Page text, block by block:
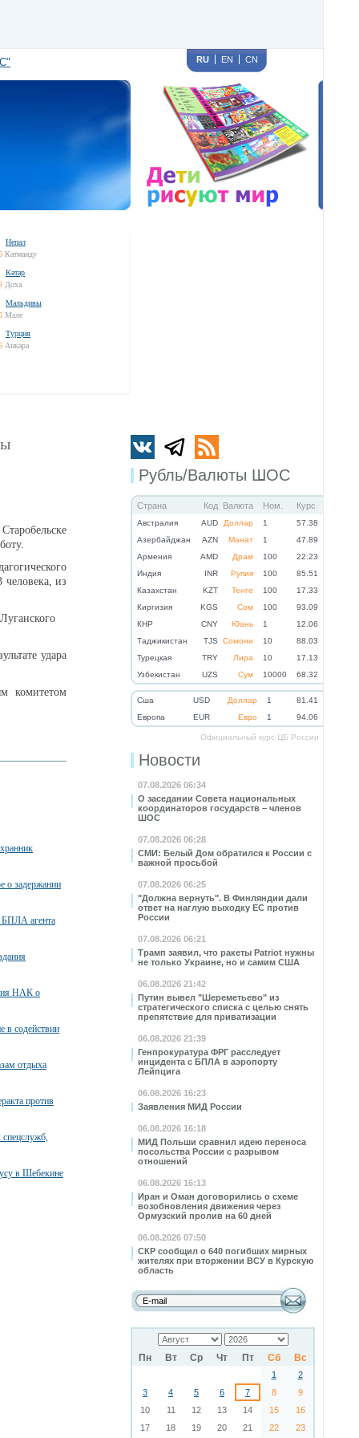
RU EN CN
Непал
Катманду
Катар
Доха
Мальдивы
Мале
Турция
Анкара
Рубль/Валюты ШОС
Страна Код Валюта Ном. Курс
Австралия AUD Доллар 1
57.38
Азербайджан
AZN Манат 1
47.89
Армения
AMD Драм 100
22.23
Индия
INR Рупия 100
85.51
Казахстан
KZT Тенге 100
17.33
Киргизия
KGS Сом 100
93.09
КНР
CNY Юань 1
12.06
Таджикистан
TJS Сомони 10
88.03
Турецкая
TRY Лира 10
17.13
Узбекистан
UZS Сум 10000 68.32
Cша USD Доллар 1
81.41
Eвропа
EUR Евро 1 94.06
Официальный курс ЦБ России
Новости
07.08.2026 06:34
О заседании Совета национальных
координаторов государств – членов
ШОС
07.08.2026 06:28
СМИ: Белый Дом обратился к России с
важной просьбой
07.08.2026 06:25
"Должна вернуть". В Финляндии дали
ответ на наглую выходку ЕС против
России
07.08.2026 06:21
Трамп заявил, что ракеты Patriot нужны
не только Украине, но и самим США
06.08.2026 21:42
Путин вывел "Шереметьево" из
стратегического списка с целью снять
препятствие для приватизации
06.08.2026 21:39
Генпрокуратура ФРГ расследует
инцидента с БПЛА в аэропорту
Лейпцига
06.08.2026 16:23
Заявления МИД России
06.08.2026 16:18
МИД Польши сравнил идею переноса
посольства России с разрывом
отношений
06.08.2026 16:13
Иран и Оман договорились о схеме
возобновления движения через
Ормузский пролив на 60 дней
06.08.2026 07:50
СКР сообщил о 640 погибших мирных
жителях при вторжении ВСУ в Курскую
область
Пн Вт Ср Чт Пт Сб Вс
1
2
3
4 5 6 7 8
9
10
11 12 13 14 15
16
17
18 19 20 21 22
23
из
удара
комитетом
о задержании
БПЛА агента
НАК о
в содействии
отдыха
против
спецслужб,
в Шебекине